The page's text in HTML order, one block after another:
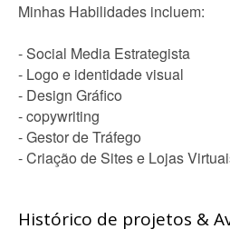
Minhas Habilidades incluem:
- Social Media Estrategista
- Logo e identidade visual
- Design Gráfico
- copywriting
- Gestor de Tráfego
- Criação de Sites e Lojas
Histórico de projetos &